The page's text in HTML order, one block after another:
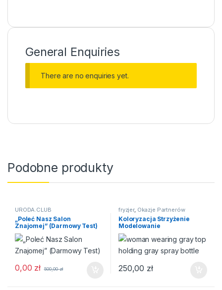
General Enquiries
There are no enquiries yet.
Podobne produkty
URODA.CLUB
„Poleć Nasz Salon
Znajomej” (Darmowy Test)
0,00 zł 500,00zł
fryzjer, Okazje Partnerów
Koloryzacja Strzyżenie
Modelowanie
250,00 zł